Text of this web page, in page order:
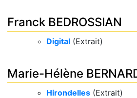
Franck BEDROSSIAN
Digital (Extrait)
Marie-Hélène
Hirondelles (Extrait)